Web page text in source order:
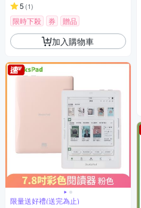
5 (1)
限時下殺 券 贈品
加入購物車
限量送好禮(送完為止)